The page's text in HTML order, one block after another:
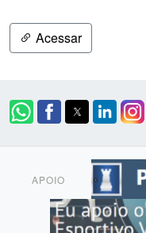
Acessar
APOIO